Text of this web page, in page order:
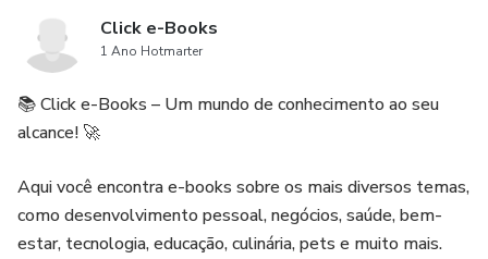
Click e-Books
1 Ano Hotmarter
📚 Click e-Books – Um mundo de conhecimento ao seu
alcance! 🚀
Aqui você encontra e-books sobre os mais diversos temas,
como desenvolvimento pessoal, negócios, saúde, bem-
estar, tecnologia, educação, culinária, pets e muito mais.